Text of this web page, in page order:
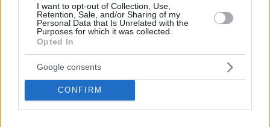
I want to opt-out of Collection, Use,
Retention, Sale, and/or Sharing of my
Personal Data that Is Unrelated with the
Purposes for which it was collected.
Opted In
Google consents
CONFIRM
Αφροδίτη στον Ζυγό από σήμερα: Τα τυχερά
06.08.2026, 17:31